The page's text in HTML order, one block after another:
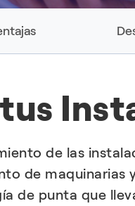
de las
de maquinarias
de punta que